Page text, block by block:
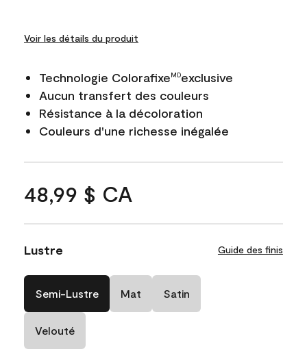
Voir les détails du produit
Technologie ColorafixeMDexclusive
Aucun transfert des couleurs
Résistance à la décoloration
Couleurs d'une richesse inégalée
48,99 $ CA
Lustre Guide des finis
Semi-Lustre Mat Satin
Velouté